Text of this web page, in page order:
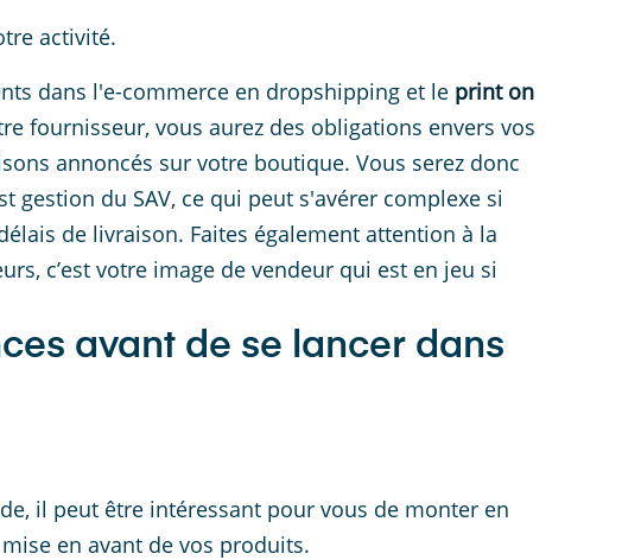
activité.
dans l'e-commerce en dropshipping et le print on
fournisseur, vous aurez des obligations envers vos
annoncés sur votre boutique. Vous serez donc
du SAV, ce qui peut s'avérer complexe si
de livraison. Faites également attention à la
c’est votre image de vendeur qui est en jeu si
avant de se lancer dans
il peut être intéressant pour vous de monter en
en avant de vos produits.